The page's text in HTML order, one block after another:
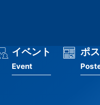
イベント
Event
ポ